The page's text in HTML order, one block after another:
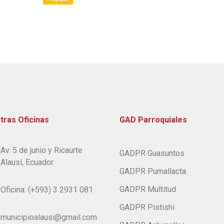
f
Oficinas
Av. 5 de junio y Ricaurte
Alausí, Ecuador
Oficina: (+593) 3 2931 081
municipioalausi@gmail.com
GAD Parroquiales
GADPR Guasuntos
GADPR Pumallacta
GADPR Multitud
GADPR Pistishi